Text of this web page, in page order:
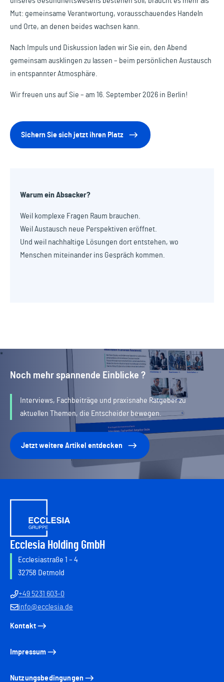
Mut: gemeinsame Verantwortung, vorausschauendes Handeln
und Orte, an denen beides wachsen kann.
Nach Impuls und Diskussion laden wir Sie ein, den Abend
gemeinsam ausklingen zu lassen – beim persönlichen Austausch
in entspannter Atmosphäre.
Wir freuen uns auf Sie – am 16. September 2026 in Berlin!
Sichern Sie sich jetzt ihren Platz
Warum ein Absacker?
Weil komplexe Fragen Raum brauchen.
Weil Austausch neue Perspektiven eröffnet.
Und weil nachhaltige Lösungen dort entstehen, wo
Menschen miteinander ins Gespräch kommen.
Noch mehr spannende Einblicke ?
Interviews, Fachbeiträge und praxisnahe Ratgeber zu
aktuellen Themen, die Entscheider bewegen.
Jetzt weitere Artikel entdecken
Ecclesia Holding GmbH
Ecclesiastraße 1 – 4
32758 Detmold
+49 5231 603-0
info@ecclesia.de
Kontakt
Impressum
Nutzungsbedingungen